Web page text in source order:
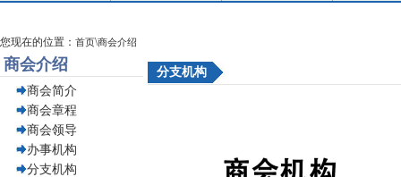
您现在的位置： 首页\商会介绍
商会介绍
商会简介
商会章程
商会领导
办事机构
分支机构
分支机构